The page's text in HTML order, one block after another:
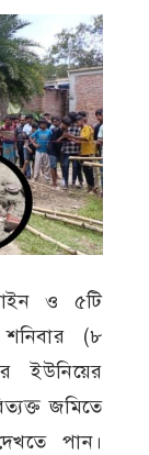
ও ৫টি
শনিবার (৮
ইউনিয়ের
জমিতে
পান।